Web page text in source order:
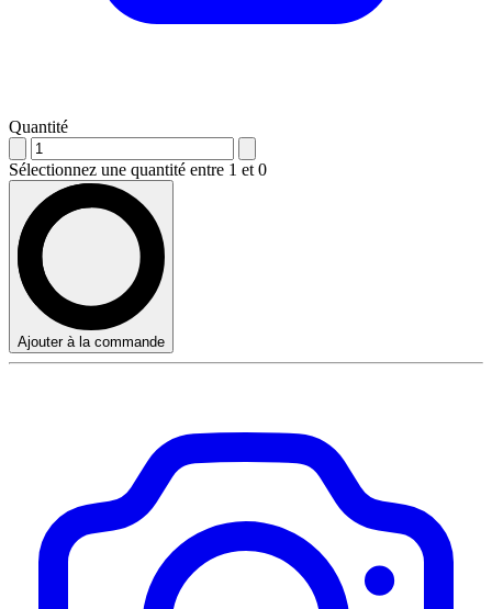
Quantité
Sélectionnez une quantité entre 1 et 0
Ajouter à la commande